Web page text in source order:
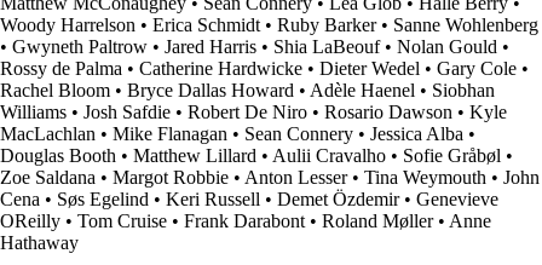
Woody Harrelson • Erica Schmidt • Ruby Barker• Sanne Wohlenberg
• Gwyneth Paltrow • Jared Harris • Shia LaBeouf• Nolan Gould •
Rossy de Palma • Catherine Hardwicke • Dieter Wedel • Gary Cole •
Rachel Bloom • Bryce Dallas Howard • Adèle Haenel • Siobhan
Williams • Josh Safdie • Robert De Niro • Rosario Dawson • Kyle
MacLachlan • Mike Flanagan • Sean Connery • Jessica Alba •
Douglas Booth • Matthew Lillard • Aulii Cravalho • Sofie Gråbøl •
Zoe Saldana • Margot Robbie • Anton Lesser• Tina Weymouth • John
Cena • Søs Egelind • Keri Russell • Demet Özdemir• Genevieve
OReilly • Tom Cruise • Frank Darabont • Roland Møller• Anne
Hathaway